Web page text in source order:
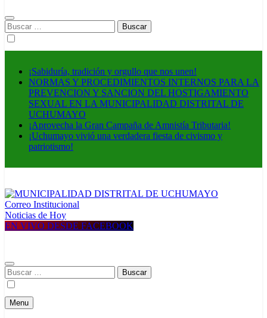
Buscar:
¡Sabiduría, tradición y orgullo que nos unen!
NORMAS Y PROCEDIMIENTOS INTERNOS PARA LA
PREVENCION Y SANCION DEL HOSTIGAMIENTO
SEXUAL EN LA MUNICIPALIDAD DISTRITAL DE
UCHUMAYO
¡Aprovecha la Gran Campaña de Amnistía Tributaria!
¡Uchumayo vivió una verdadera fiesta de civismo y
patriotismo!
MUNICIPALIDAD DISTRITAL DE UCHUMAYO
Construyendo una nueva Historia
Correo Institucional
Noticias de Hoy
EN VIVO DESDE FACEBOOK
Buscar:
Menu